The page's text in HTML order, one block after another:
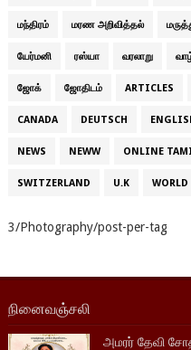
மந்திரம் மரண அறிவித்தல்
யேர்மனி ரஸ்யா வரலாறு
ஜோக் ஜோதிடம் ARTICLES
CANADA DEUTSCH
NEWS NEWW ONLINE
SWITZERLAND U.K WORLD
3/Photography/post-per-tag
நினைவஞ்சலி
அமரர் தேவி